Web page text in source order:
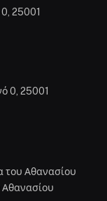
25001
0, 25001
του Αθανασίου
Αθανασίου